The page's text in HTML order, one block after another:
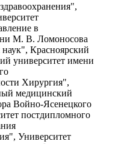
в
М. В. Ломоносова
Красноярский
университет имени
Хирургия",
медицинский
Войно-Ясенецкого
постдипломного
Университет